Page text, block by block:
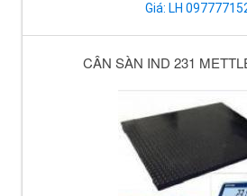
Giá: LH
CÂN SÀN IND 231